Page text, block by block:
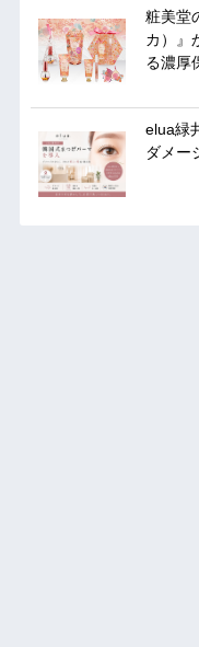
粧美堂
カ）』
る濃厚
elua緑
ダメー